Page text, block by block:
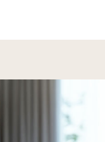
トッ